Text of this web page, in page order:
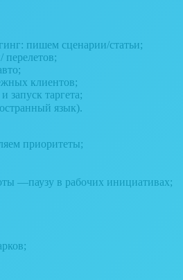
пишем сценарии/статьи;
перелетов;
клиентов;
запуск таргета;
язык). ⠀
приоритеты;
—паузу в рабочих инициативах;